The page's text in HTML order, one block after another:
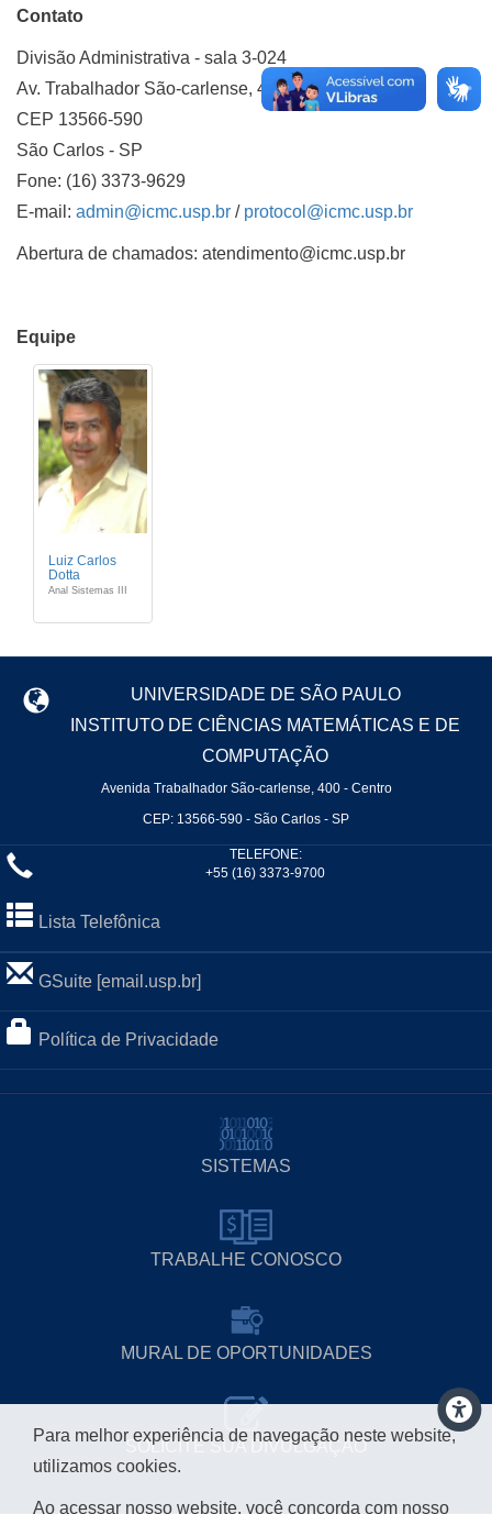
Contato
Divisão Administrativa - sala 3-024
Av. Trabalhador São-carlense, 400 - Centro
CEP 13566-590
São Carlos - SP
Fone: (16) 3373-9629
E-mail: admin@icmc.usp.br / protocol@icmc.usp.br
Abertura de chamados: atendimento@icmc.usp.br
Equipe
Luiz Carlos
Dotta
Anal Sistemas III
UNIVERSIDADE DE SÃO PAULO
INSTITUTO DE CIÊNCIAS MATEMÁTICAS E DE
COMPUTAÇÃO
Avenida Trabalhador São-carlense, 400 - Centro
CEP: 13566-590 - São Carlos - SP
TELEFONE:
+55 (16) 3373-9700
Lista Telefônica
GSuite [email.usp.br]
Política de Privacidade
SISTEMAS
TRABALHE CONOSCO
MURAL DE OPORTUNIDADES
SOLICITE SUA DIVULGAÇÃO
Para melhor experiência de navegação neste website,
utilizamos cookies.
Ao acessar nosso website, você concorda com nosso